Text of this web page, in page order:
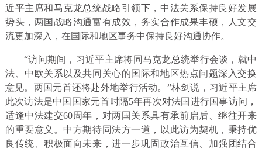
近平主席和马克龙总统战略引领下，中法关系保持良好发展
势头，两国战略沟通富有成效，务实合作成果丰硕，人文交
流更加深入，在国际和地区事务中保持良好沟通协作。
“访问期间，习近平主席将同马克龙总统举行会谈，就中
法、中欧关系以及共同关心的国际和地区热点问题深入交换
意见。两国元首还将赴外地举行活动。”林剑说，习近平主席
此次访法是中国国家元首时隔5年再次对法国进行国事访问，
适逢中法建交60周年，对两国关系具有承前启后、继往开来
的重要意义。中方期待同法方一道，以此访为契机，秉持优
良传统、积极面向未来，进一步巩固政治互信、加强团结合